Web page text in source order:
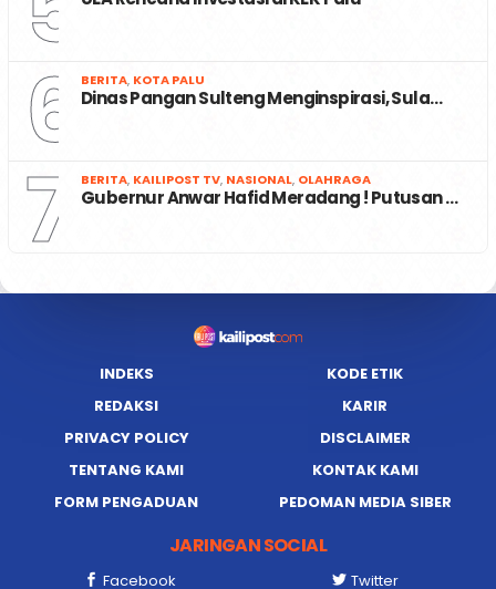
6 BERITA, KOTA PALU
Dinas Pangan Sulteng Menginspirasi, Sula…
7 BERITA, KAILIPOST TV, NASIONAL, OLAHRAGA
Gubernur Anwar Hafid Meradang ! Putusan …
INDEKS
KODE ETIK
REDAKSI
KARIR
PRIVACY POLICY
DISCLAIMER
TENTANG KAMI
KONTAK KAMI
FORM PENGADUAN
PEDOMAN MEDIA SIBER
JARINGAN SOCIAL
Facebook Twitter